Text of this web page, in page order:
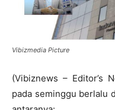
Vibizmedia Picture
(Vibiznews – Editor’s
pada seminggu berlalu